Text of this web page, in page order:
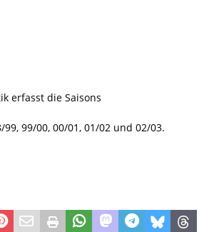
erfasst die Saisons
99, 99/00, 00/01, 01/02 und 02/03.